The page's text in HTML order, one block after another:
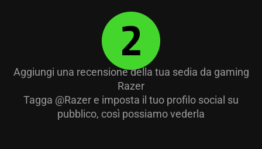
Aggiungi una recensione della tua sedia da gaming
Razer
Tagga @Razer e imposta il tuo profilo social su
pubblico, così possiamo vederla